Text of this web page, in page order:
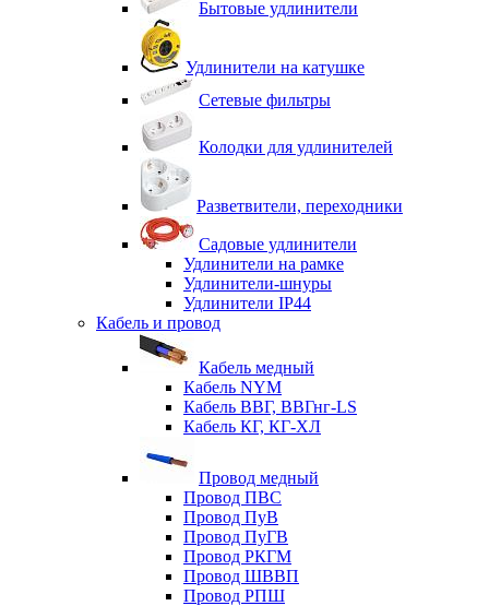
Бытовые удлинители
Удлинители на катушке
Сетевые фильтры
Колодки для удлинителей
Разветвители, переходники
Садовые удлинители
Удлинители на рамке
Удлинители-шнуры
Удлинители IP44
Кабель и провод
Кабель медный
Кабель NYM
Кабель ВВГ, ВВГнг-LS
Кабель КГ, КГ-ХЛ
Провод медный
Провод ПВС
Провод ПуВ
Провод ПуГВ
Провод РКГМ
Провод ШВВП
Провод РПШ